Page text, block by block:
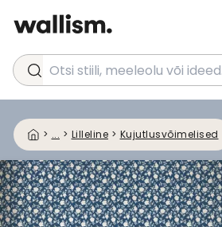
Otsi stiili, meeleolu või ideed...
> ... > Lilleline > Kujutlusvõimelised